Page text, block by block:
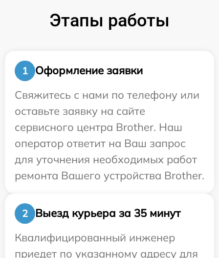
Этапы работы
1
Оформление заявки
Свяжитесь с нами по телефону или
оставьте заявку на сайте
сервисного центра Brother. Наш
оператор ответит на Ваш запрос
для уточнения необходимых работ
ремонта Вашего устройства Brother.
2
Выезд курьера за 35 минут
Квалифицированный инженер
приедет по указанному адресу для